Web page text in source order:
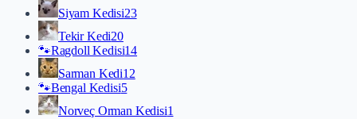
Siyam Kedisi23
Tekir Kedi20
🐾Ragdoll Kedisi14
Sarman Kedi12
🐾Bengal Kedisi5
Norveç Orman Kedisi1